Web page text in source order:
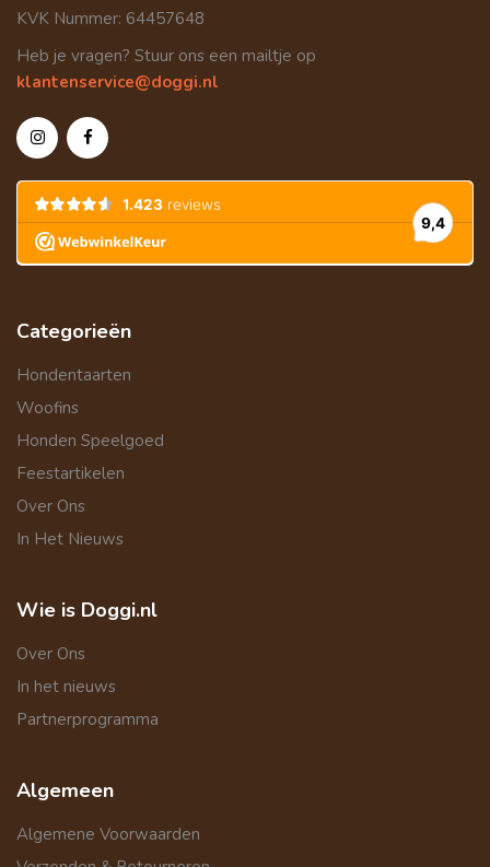
KVK Nummer: 64457648
Heb je vragen? Stuur ons een mailtje op
klantenservice@doggi.nl
Categorieën
Hondentaarten
Woofins
Honden Speelgoed
Feestartikelen
Over Ons
In Het Nieuws
Wie is Doggi.nl
Over Ons
In het nieuws
Partnerprogramma
Algemeen
Algemene Voorwaarden